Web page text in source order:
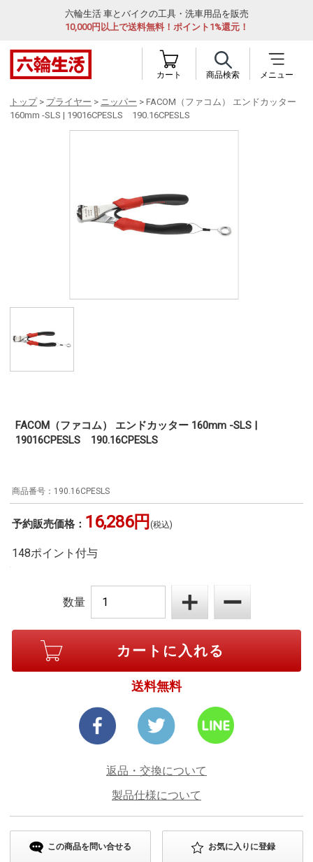
六輪生活 車とバイクの工具・洗車用品を販売
10,000円以上で送料無料！ポイント1%還元！
カート 商品検索 メニュー
トップ> プライヤー > ニッパー > FACOM（ファコム） エンドカッター
160mm -SLS | 19016CPESLS 190.16CPESLS
FACOM（ファコム） エンドカッター 160mm -SLS |
19016CPESLS 190.16CPESLS
190.16CPESLS
予約販売価格： 16,286円 (税込)
148ポイント付与
数量
送料無料
返品・交換について
製品仕様について
この商品を問い合せる お気に入りに登録